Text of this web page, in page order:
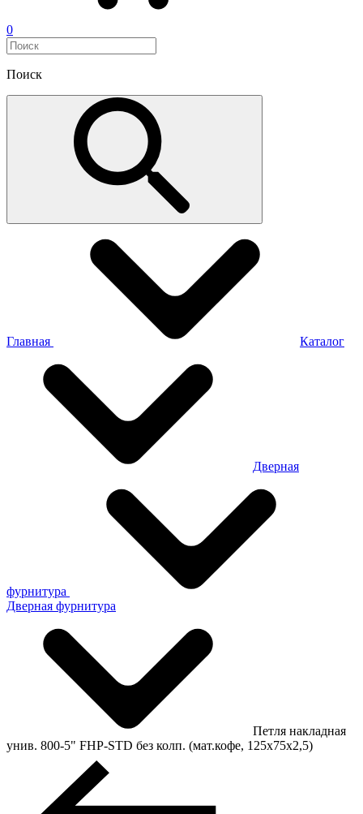
0
Поиск
Главная Каталог
Дверная
фурнитура
Дверная фурнитура
Петля накладная
унив. 800-5" FHP-STD без колп. (мат.кофе, 125х75х2,5)